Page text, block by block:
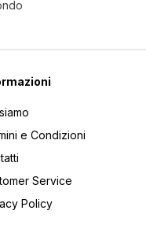
e Condizioni
Service
Policy